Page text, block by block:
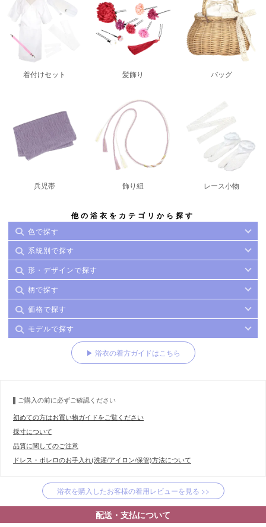
着付けセット 髪飾り バッグ
兵児帯 飾り紐 レース小物
他の浴衣をカテゴリから探す
色で探す
系統別で探す
形・デザインで探す
柄で探す
価格で探す
モデルで探す
▶ 浴衣の着方ガイドはこちら
ご購入の前に必ずご確認ください
初めての方はお買い物ガイドをご覧ください
採寸について
品質に関してのご注意
ドレス・ボレロのお手入れ(洗濯/アイロン/保管)方法について
浴衣を購入したお客様の着用レビューを見る >>
配送・支払について